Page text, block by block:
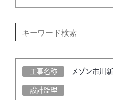
工事名称 メゾン市川
設計監理